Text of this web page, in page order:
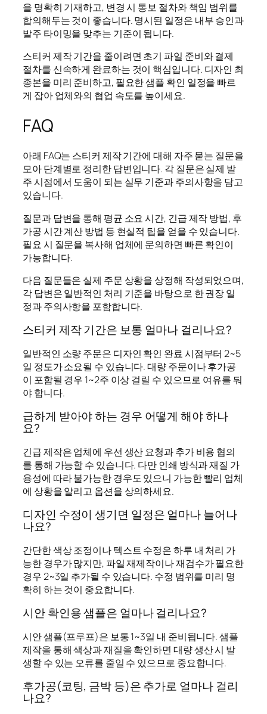
을 명확히 기재하고, 변경 시 통보 절차와 책임 범위를
합의해두는 것이 좋습니다. 명시된 일정은 내부 승인과
발주 타이밍을 맞추는 기준이 됩니다.
스티커 제작 기간을 줄이려면 초기 파일 준비와 결제
절차를 신속하게 완료하는 것이 핵심입니다. 디자인 최
종본을 미리 준비하고, 필요한 샘플 확인 일정을 빠르
게 잡아 업체와의 협업 속도를 높이세요.
FAQ
아래 FAQ는 스티커 제작 기간에 대해 자주 묻는 질문을
모아 단계별로 정리한 답변입니다. 각 질문은 실제 발
주 시점에서 도움이 되는 실무 기준과 주의사항을 담고
있습니다.
질문과 답변을 통해 평균 소요 시간, 긴급 제작 방법, 후
가공 시간 계산 방법 등 현실적 팁을 얻을 수 있습니다.
필요 시 질문을 복사해 업체에 문의하면 빠른 확인이
가능합니다.
다음 질문들은 실제 주문 상황을 상정해 작성되었으며,
각 답변은 일반적인 처리 기준을 바탕으로 한 권장 일
정과 주의사항을 포함합니다.
스티커 제작 기간은 보통 얼마나 걸리나요?
일반적인 소량 주문은 디자인 확인 완료 시점부터 2~5
일 정도가 소요될 수 있습니다. 대량 주문이나 후가공
이 포함될 경우 1~2주 이상 걸릴 수 있으므로 여유를 둬
야 합니다.
급하게 받아야 하는 경우 어떻게 해야 하나
요?
긴급 제작은 업체에 우선 생산 요청과 추가 비용 협의
를 통해 가능할 수 있습니다. 다만 인쇄 방식과 재질 가
용성에 따라 불가능한 경우도 있으니 가능한 빨리 업체
에 상황을 알리고 옵션을 상의하세요.
디자인 수정이 생기면 일정은 얼마나 늘어나
나요?
간단한 색상 조정이나 텍스트 수정은 하루 내 처리 가
능한 경우가 많지만, 파일 재제작이나 재검수가 필요한
경우 2~3일 추가될 수 있습니다. 수정 범위를 미리 명
확히 하는 것이 중요합니다.
시안 확인용 샘플은 얼마나 걸리나요?
시안 샘플(프루프)은 보통 1~3일 내 준비됩니다. 샘플
제작을 통해 색상과 재질을 확인하면 대량 생산 시 발
생할 수 있는 오류를 줄일 수 있으므로 중요합니다.
후가공(코팅, 금박 등)은 추가로 얼마나 걸리
나요?